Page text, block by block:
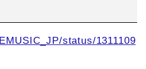
status/1311109